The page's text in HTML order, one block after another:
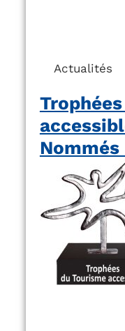
Actualités